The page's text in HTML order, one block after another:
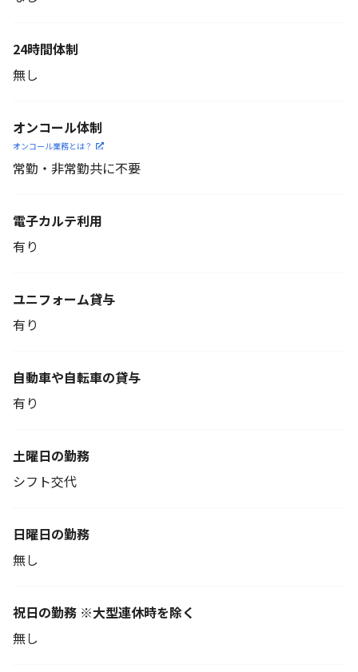
24時間体制
無し
オンコール体制
オンコール業務とは？
常勤・非常勤共に不要
電子カルテ利用
有り
ユニフォーム貸与
有り
自動車や自転車の貸与
有り
土曜日の勤務
シフト交代
日曜日の勤務
無し
祝日の勤務 ※大型連休時を除く
無し